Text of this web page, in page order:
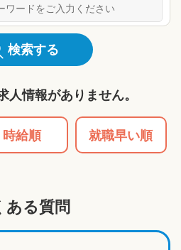
検索する
人情報がありません。
時給順 就職早い順
ある質問